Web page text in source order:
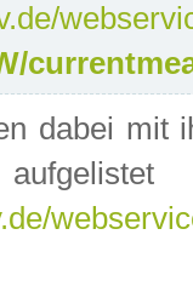
dabei mit